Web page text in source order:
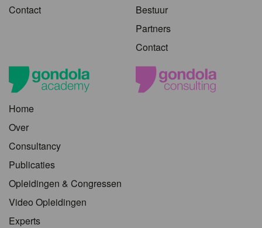
Contact
Bestuur
Partners
Contact
Home
Over
Consultancy
Publicaties
Opleidingen & Congressen
Video Opleidingen
Experts